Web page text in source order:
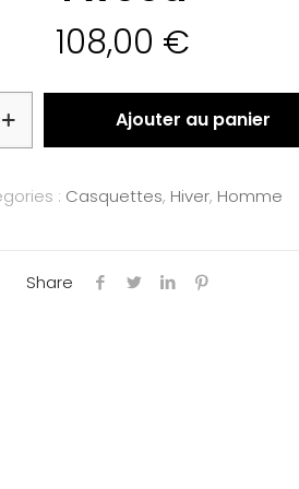
108,00 €
Ajouter au panier
: Casquettes, Hiver, Homme
Share